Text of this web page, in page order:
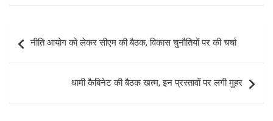
b
o
k
er s
p
p
e
navigation
नीति आयोग को लेकर सीएम की बैठक, विकास चुनौतियों पर की चर्चा
धामी कैबिनेट की बैठक खत्म, इन प्रस्तावों पर लगी मुहर